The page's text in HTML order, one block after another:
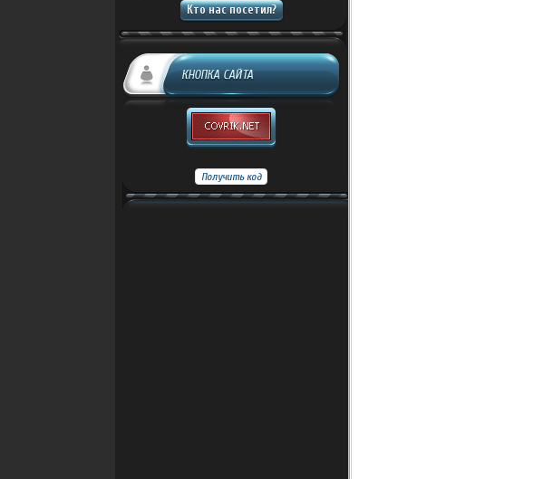
Кто нас посетил?
КНОПКА САЙТА